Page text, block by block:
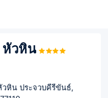
หัวหิน
หิน ประจวบคีรีขันธ์,